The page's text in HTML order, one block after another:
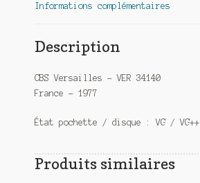
Informations complémentaires
Description
CBS Versailles – VER 34140
France – 1977
État pochette / disque : VG / VG++
Produits similaires